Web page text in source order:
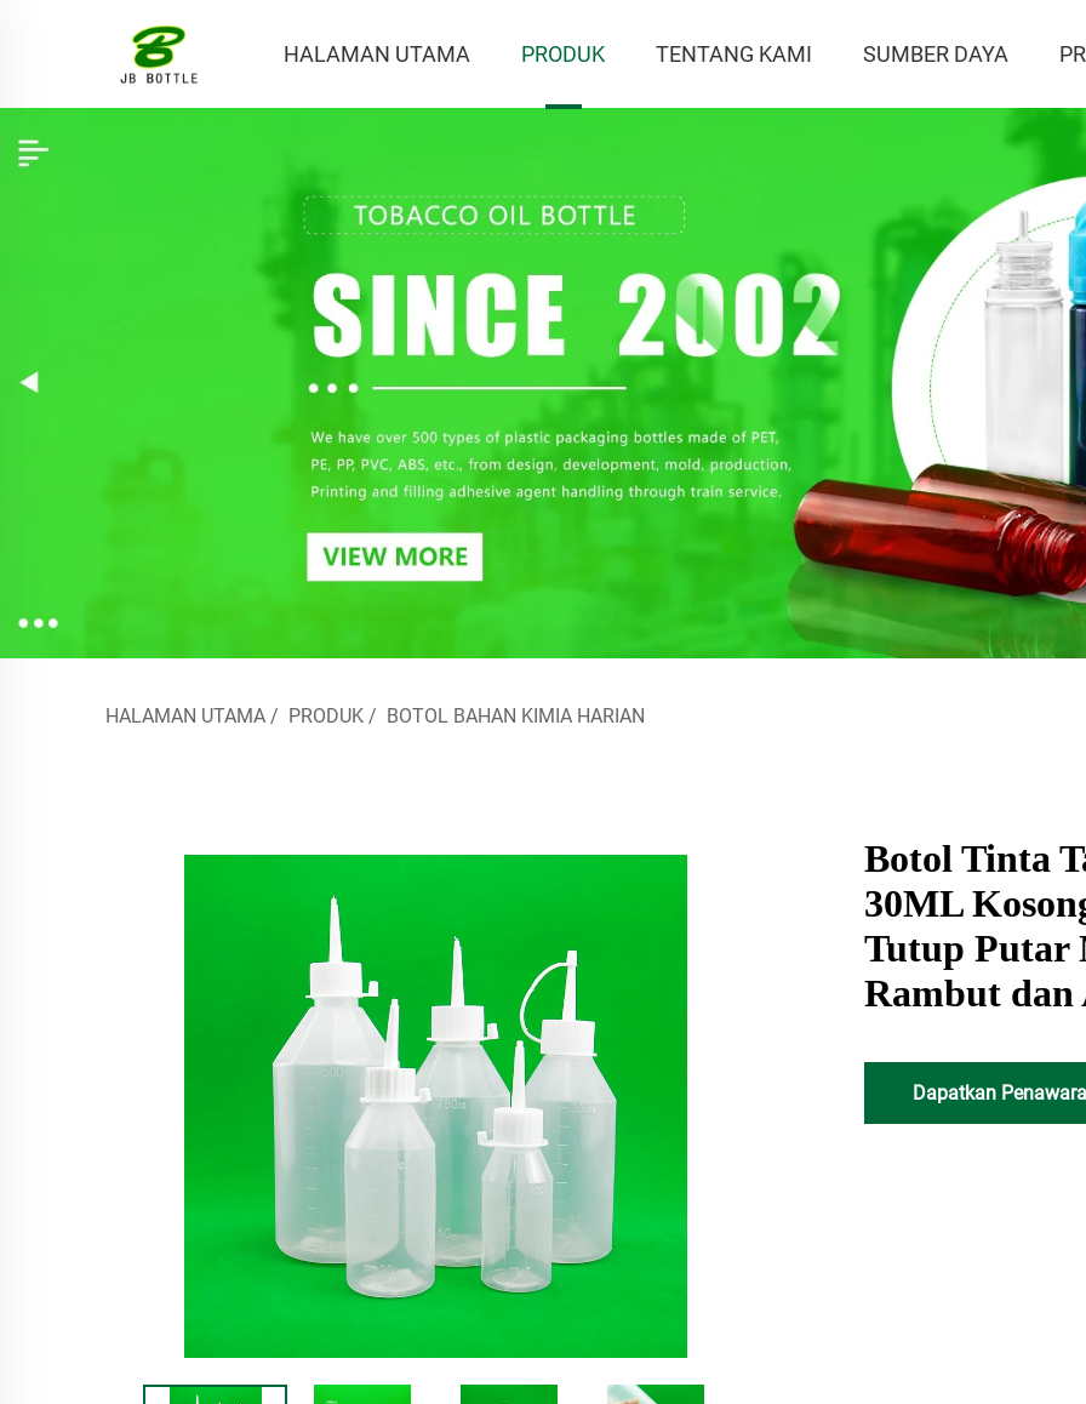
HALAMAN UTAMA PRODUK TENTANG KAMI SUMBER DAYA
HALAMAN UTAMA / PRODUK / BOTOL BAHAN KIMIA HARIAN
Botol Tinta
30ML
Tutup Putar
Rambut
Dapatkan